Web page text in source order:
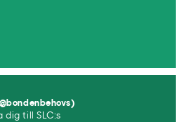
dig till SLC:s